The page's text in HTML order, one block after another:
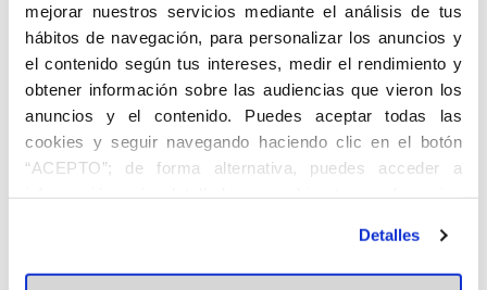
mejorar nuestros servicios mediante el análisis de tus
hábitos de navegación, para personalizar los anuncios y
el contenido según tus intereses, medir el rendimiento y
obtener información sobre las audiencias que vieron los
anuncios y el contenido. Puedes aceptar todas las
cookies y seguir navegando haciendo clic en el botón
“ACEPTO”; de forma alternativa, puedes acceder a
información más detallada y cambiar tus preferencias
en el botón "Personalizar". Para más información puedes
visitar nuestra Política de Cookies
Detalles
Autor
Centro de
adscripción
Fecha de
nacimiento
12/10/1932
Fecha de
defunción
Lugar de
defunción